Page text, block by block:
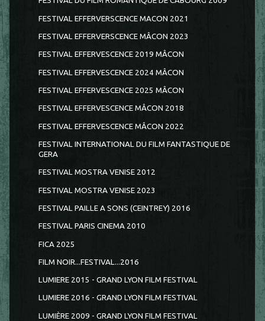
FESTIVAL EFFERVERSCENCE MACON 2021
FESTIVAL EFFERVERSCENCE MÂCON 2023
FESTIVAL EFFERVESCENCE 2019 MÂCON
FESTIVAL EFFERVESCENCE 2024 MÂCON
FESTIVAL EFFERVESCENCE 2025 MÂCON
FESTIVAL EFFERVESCENCE MÂCON 2018
FESTIVAL EFFERVESCENCE MÂCON 2022
FESTIVAL INTERNATIONAL DU FILM FANTASTIQUE DE
GERA
FESTIVAL MOSTRA VENISE 2012
FESTIVAL MOSTRA VENISE 2023
FESTIVAL PAILLE A SONS (CEINTREY) 2016
FESTIVAL PARIS CINEMA 2010
FICA 2025
FILM NOIR...FESTIVAL...2016
LUMIERE 2015 - GRAND LYON FILM FESTIVAL
LUMIERE 2016 - GRAND LYON FILM FESTIVAL
LUMIÈRE 2009 - GRAND LYON FILM FESTIVAL